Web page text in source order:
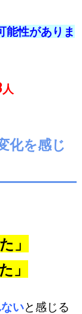
性がありま
人
化を感じ
」
」
いと感じる